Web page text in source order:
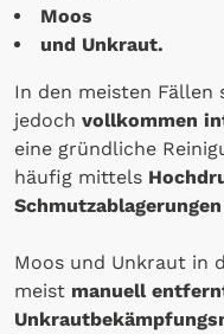
Moos
und Unkraut.
In den meisten Fällen
jedoch vollkommen
eine gründliche
häufig mittels
Schmutzablagerungen
Moos und Unkraut in
meist manuell